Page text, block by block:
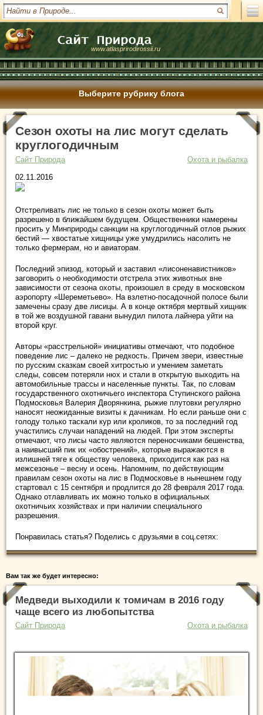
www.atlasprirodirossii.ru
Выберите рубрику блога
Сезон охоты на лис могут сделать
круглогодичным
Сайт Природа
Охота и рыбалка
02.11.2016
Отстреливать лис не только в сезон охоты может быть
разрешено в ближайшем будущем. Общественники намерены
просить у Минприроды санкции на круглогодичный отлов рыжих
бестий — хвостатые хищницы уже умудрились насолить не
только фермерам, но и авиаторам.
Последний эпизод, который и заставил «лисоненавистников»
заговорить о необходимости отстрела этих животных вне
зависимости от сезона охоты, произошел в среду в московском
аэропорту «Шереметьево». На взлетно-посадочной полосе были
замечены сразу две лисицы. А в конце октября мертвый хищник
в той же воздушной гавани вынудил пилота лайнера уйти на
второй круг.
Авторы «расстрельной» инициативы отмечают, что подобное
поведение лис – далеко не редкость. Причем звери, известные
по русским сказкам своей хитростью и умением заметать
следы, совсем потеряли нюх и стали в открытую выходить на
автомобильные трассы и населенные пункты. Так, по словам
государственного охотничьего инспектора Ступинского района
Подмосковья Валерия Дворянкина, рыжие плутовки регулярно
наносят неожиданные визиты к дачникам. Но если раньше они с
голоду только таскали кур или кроликов, то за последний год
участились случаи нападений на людей. При этом эксперты
отмечают, что лисы часто являются переносчиками бешенства,
а наивысший пик их «обострений», которые выражаются в
излишней тяге к обществу человека, приходится как раз на
межсезонье – весну и осень. Напомним, по действующим
правилам сезон охоты на лис в Подмосковье в нынешнем году
стартовал с 15 сентября и продлится до 28 февраля 2017 года.
Однако отлавливать их можно только в официальных
охотничьих хозяйствах и при наличии специального
разрешения.
Понравилась статья? Поделись с друзьями в соц.сетях:
Вам так же будет интересно:
Медведи выходили к томичам в 2016 году
чаще всего из любопытства
Сайт Природа Охота и рыбалка